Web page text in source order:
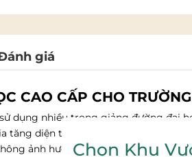
giá
CAO CẤP CHO
dụng nhiều trong giảng đường đại
diện tích sử dụng. Bảng cột đôi
ảnh hưởng tới việc lên xuống của
Chọn Khu